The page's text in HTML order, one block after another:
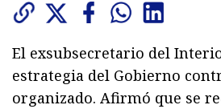
El exsubsecretario del
estrategia del Gobierno
organizado. Afirmó que se